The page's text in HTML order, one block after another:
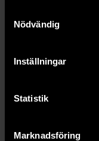
Nödvändig
Inställningar
Statistik
Marknadsföring
Dark Agent